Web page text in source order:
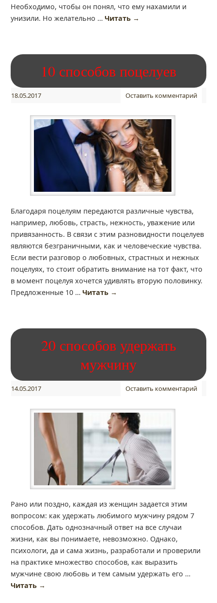
Необходимо, чтобы он понял, что ему нахамили и
унизили. Но желательно … Читать →
10 способов поцелуев
18.05.2017 Оставить комментарий
Благодаря поцелуям передаются различные чувства,
например, любовь, страсть, нежность, уважение или
привязанность. В связи с этим разновидности поцелуев
являются безграничными, как и человеческие чувства.
Если вести разговор о любовных, страстных и нежных
поцелуях, то стоит обратить внимание на тот факт, что
в момент поцелуя хочется удивлять вторую половинку.
Предложенные 10 … Читать →
20 способов удержать
мужчину
14.05.2017 Оставить комментарий
Рано или поздно, каждая из женщин задается этим
вопросом: как удержать любимого мужчину рядом 7
способов. Дать однозначный ответ на все случаи
жизни, как вы понимаете, невозможно. Однако,
психологи, да и сама жизнь, разработали и проверили
на практике множество способов, как выразить
мужчине свою любовь и тем самым удержать его …
Читать →